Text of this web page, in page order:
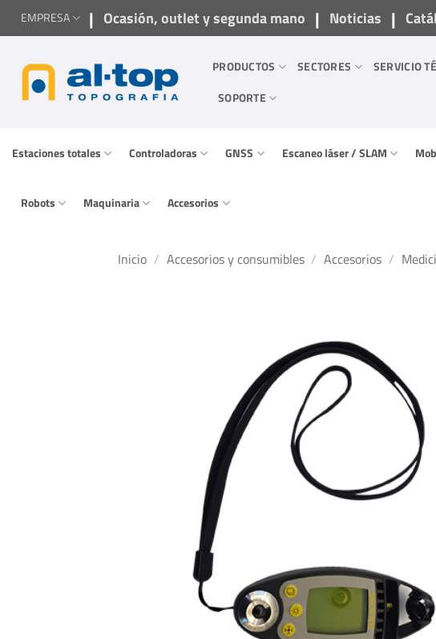
SaltarEMPRESA | Ocasión, outlet y segunda mano | Noticias |
PRODUCTOS SECTORES SERVICIO
SOPORTE
Estaciones totales Controladoras GNSS Escaneo láser / SLAM
Robots Maquinaria Accesorios
Inicio / Accesorios y consumibles / Accesorios /